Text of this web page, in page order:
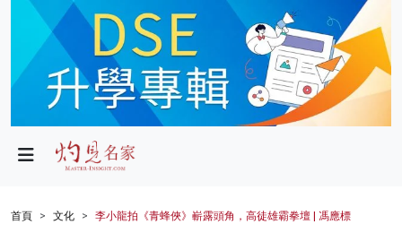
政局
財經
首頁 文化 李小龍拍《青蜂俠》嶄露頭角，高徒雄霸拳壇 | 馮應標